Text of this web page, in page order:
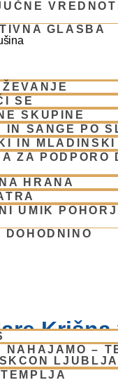
GLASBA
SE
SKUPINE
IN SANGE PO
IN MLADINSKI
ZA PODPORO
HRANA
UMIK
DOHODNINO
NAHAJAMO –
Lahko pa
parkiranje/